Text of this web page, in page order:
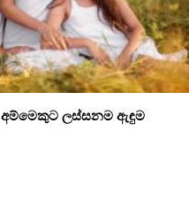
අම්මෙකුට ලස්සනම ඇඳුම